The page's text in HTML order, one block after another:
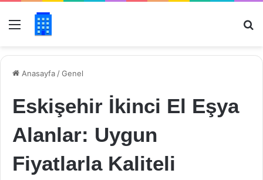
Menü
Anasayfa /Genel
Eskişehir İkinci El Eşya
Alanlar: Uygun
Fiyatlarla Kaliteli